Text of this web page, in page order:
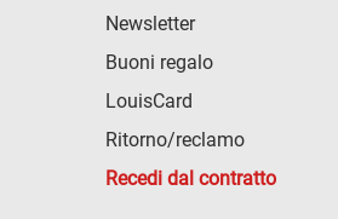
Newsletter
Buoni regalo
LouisCard
Ritorno/reclamo
Recedi dal contratto